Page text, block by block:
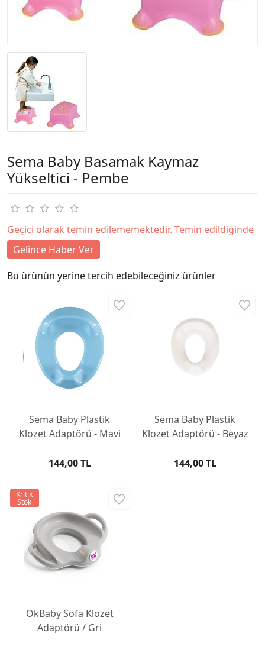
Sema Baby Basamak Kaymaz
Yükseltici - Pembe
Geçici olarak temin edilememektedir. Temin edildiğinde
Gelince Haber Ver
Bu ürünün yerine tercih edebileceğiniz ürünler
Sema Baby Plastik
Klozet Adaptörü - Mavi
144,00 TL
Sema Baby Plastik
Klozet Adaptörü - Beyaz
144,00 TL
OkBaby Sofa Klozet
Adaptörü / Gri
Kritik
Stok